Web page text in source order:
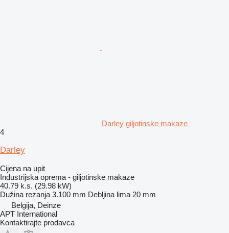
Darley giljotinske makaze
4
Darley
Cijena na upit
Industrijska oprema - giljotinske makaze
40.79 k.s. (29.98 kW)
Dužina rezanja 3.100 mm Debljina lima 20 mm
Belgija, Deinze
APT International
Kontaktirajte prodavca